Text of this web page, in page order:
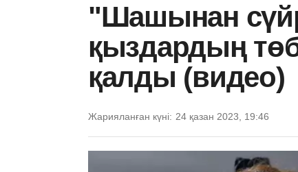
"Шашынан
қыздардың
қалды (видео)
Жарияланған күні: 24 қазан 2023, 19:46